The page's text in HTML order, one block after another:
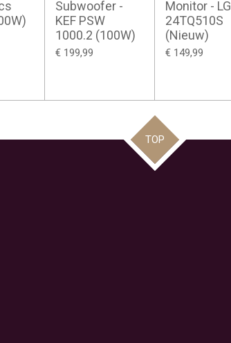
Subwoofer -
KEF PSW
1000.2 (100W)
€ 199,99
Monitor - LG
24TQ510S
(Nieuw)
€ 149,99
TOP